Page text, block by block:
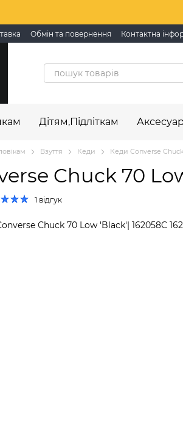
Обмін та повернення Контактна
Дітям,Підліткам
Взуття Кеди Кеди Converse
Chuck 70
1 відгук